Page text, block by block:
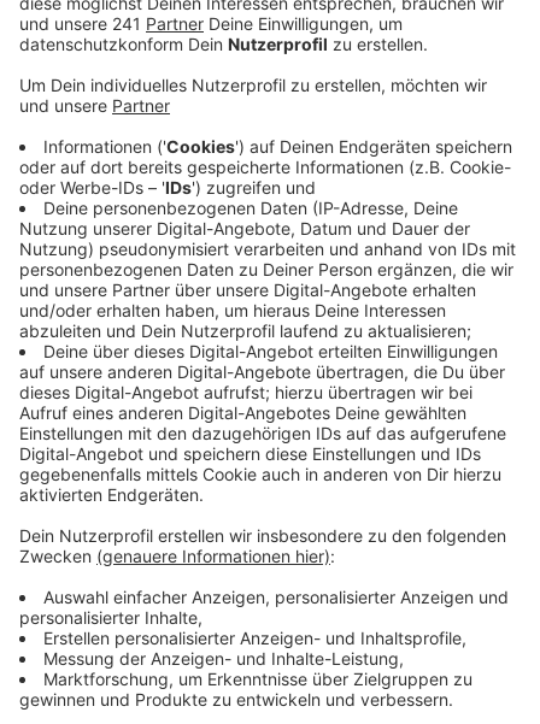
vornehmen die solche Etablissements rechtlich
gleichstellt. Ziel ist, dass die Betreiber solcher
ausnutzen können.
Veröffentlicht: Mittwoch, 10.03.2021 15:10
Anzeige
Wettannahmestellen fluten die Innenstädte und
machen sie kaputt, sagt die CDU. Wegen einer
gesetzlichen Grauzone können solche Annahmestellen
aktuell weiterhin neu eröffnen. Eine Gesetzesänderung
im NRW-Landtag könnte das ändern, sagt die CDU.
Und dann auch vielen anderen Kommunen in NRW beim
Kampf gegen solche Etablissements helfen.
Aktueller Aufhänger ist eine neue Wettannahmestelle
in der Schlebuscher Fußgängerzone. Hier laufen
gerade schon die Umbauarbeiten. Über 1.500 Bürger
haben dagegen schon eine Online-Petition
unterschrieben.
Anzeige